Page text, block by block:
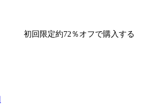
初回限定約72％オフで購入する